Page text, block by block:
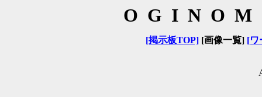
[掲示板TOP][画像一覧] [ワ